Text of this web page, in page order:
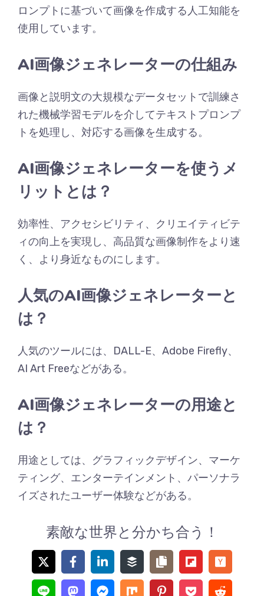
ロンプトに基づいて画像を作成する人工知能を
使用しています。
AI画像ジェネレーターの仕組み
画像と説明文の大規模なデータセットで訓練さ
れた機械学習モデルを介してテキストプロンプ
トを処理し、対応する画像を生成する。
AI画像ジェネレーターを使うメ
リットとは？
効率性、アクセシビリティ、クリエイティビテ
ィの向上を実現し、高品質な画像制作をより速
く、より身近なものにします。
人気のAI画像ジェネレーターと
は？
人気のツールには、DALL-E、Adobe Firefly、
AI Art Freeなどがある。
AI画像ジェネレーターの用途と
は？
用途としては、グラフィックデザイン、マーケ
ティング、エンターテインメント、パーソナラ
イズされたユーザー体験などがある。
素敵な世界と分かち合う！